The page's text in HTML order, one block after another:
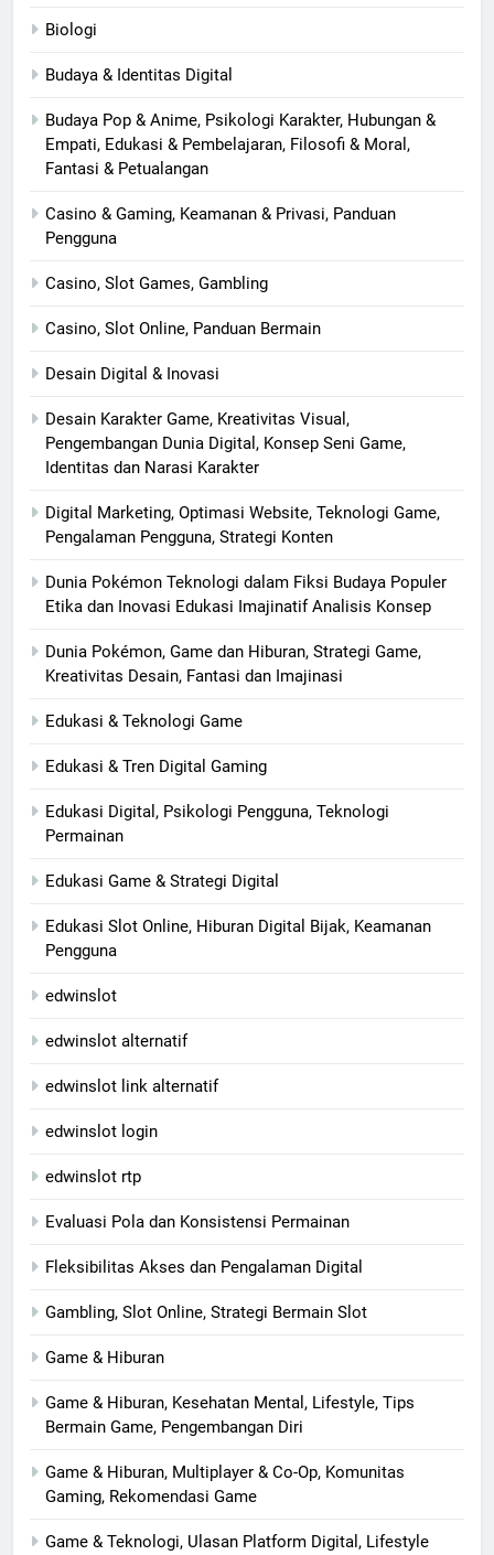
Biologi
Budaya & Identitas Digital
Budaya Pop & Anime, Psikologi Karakter, Hubungan &
Empati, Edukasi & Pembelajaran, Filosofi & Moral,
Fantasi & Petualangan
Casino & Gaming, Keamanan & Privasi, Panduan
Pengguna
Casino, Slot Games, Gambling
Casino, Slot Online, Panduan Bermain
Desain Digital & Inovasi
Desain Karakter Game, Kreativitas Visual,
Pengembangan Dunia Digital, Konsep Seni Game,
Identitas dan Narasi Karakter
Digital Marketing, Optimasi Website, Teknologi Game,
Pengalaman Pengguna, Strategi Konten
Dunia Pokémon Teknologi dalam Fiksi Budaya Populer
Etika dan Inovasi Edukasi Imajinatif Analisis Konsep
Dunia Pokémon, Game dan Hiburan, Strategi Game,
Kreativitas Desain, Fantasi dan Imajinasi
Edukasi & Teknologi Game
Edukasi & Tren Digital Gaming
Edukasi Digital, Psikologi Pengguna, Teknologi
Permainan
Edukasi Game & Strategi Digital
Edukasi Slot Online, Hiburan Digital Bijak, Keamanan
Pengguna
edwinslot
edwinslot alternatif
edwinslot link alternatif
edwinslot login
edwinslot rtp
Evaluasi Pola dan Konsistensi Permainan
Fleksibilitas Akses dan Pengalaman Digital
Gambling, Slot Online, Strategi Bermain Slot
Game & Hiburan
Game & Hiburan, Kesehatan Mental, Lifestyle, Tips
Bermain Game, Pengembangan Diri
Game & Hiburan, Multiplayer & Co-Op, Komunitas
Gaming, Rekomendasi Game
Game & Teknologi, Ulasan Platform Digital, Lifestyle